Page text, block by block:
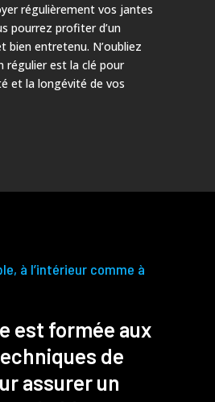
régulièrement vos jantes
pourrez profiter d’un
bien entretenu. N’oubliez
régulier est la clé pour
et la longévité de vos
à l’intérieur comme à
est formée aux
de
assurer un